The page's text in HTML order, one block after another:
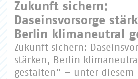
Zukunft sichern:
Daseinsvorsorge
Berlin klimaneutral
Zukunft sichern:
stärken, Berlin klimaneutral
gestalten“ – unter diesem